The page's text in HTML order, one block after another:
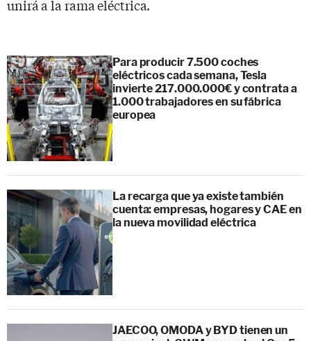
unirá a la rama eléctrica.
Para producir 7.500 coches
eléctricos cada semana, Tesla
invierte 217.000.000€ y contrata a
1.000 trabajadores en su fábrica
europea
La recarga que ya existe también
cuenta: empresas, hogares y CAE en
la nueva movilidad eléctrica
JAECOO, OMODA y BYD tienen un